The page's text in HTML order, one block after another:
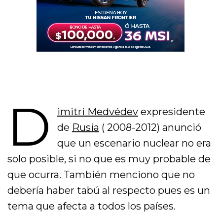
D imitri Medvédevexpresidente
de Rusia ( 2008-2012) anunció
que un escenario nuclear no era
solo posible, si no que es muy probable de
que ocurra. También menciono que no
debería haber tabú al respecto pues es un
tema que afecta a todos los países.